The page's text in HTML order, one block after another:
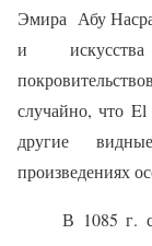
Эмира Абу
и
случайно, что
другие
произведениях
В 1085 г.